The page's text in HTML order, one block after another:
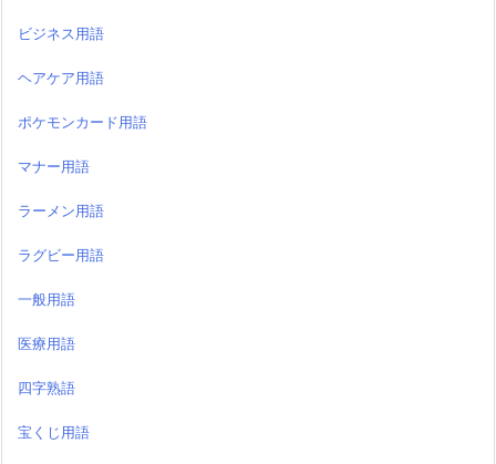
ビジネス用語
ヘアケア用語
ポケモンカード用語
マナー用語
ラーメン用語
ラグビー用語
一般用語
医療用語
四字熟語
宝くじ用語